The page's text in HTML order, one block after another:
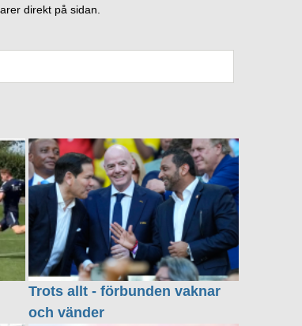
direkt på sidan.
Trots allt - förbunden vaknar
och vänder